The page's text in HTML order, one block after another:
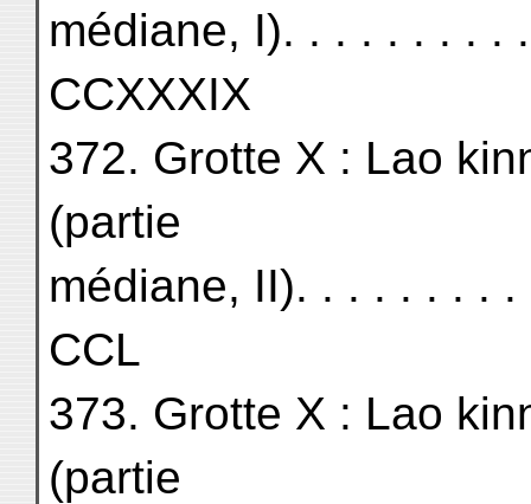
médiane, I). . . . . . . . .
CCXXXIX
372. Grotte X : Lao
(partie
médiane, II). . . . . . . .
CCL
373. Grotte X : Lao
(partie